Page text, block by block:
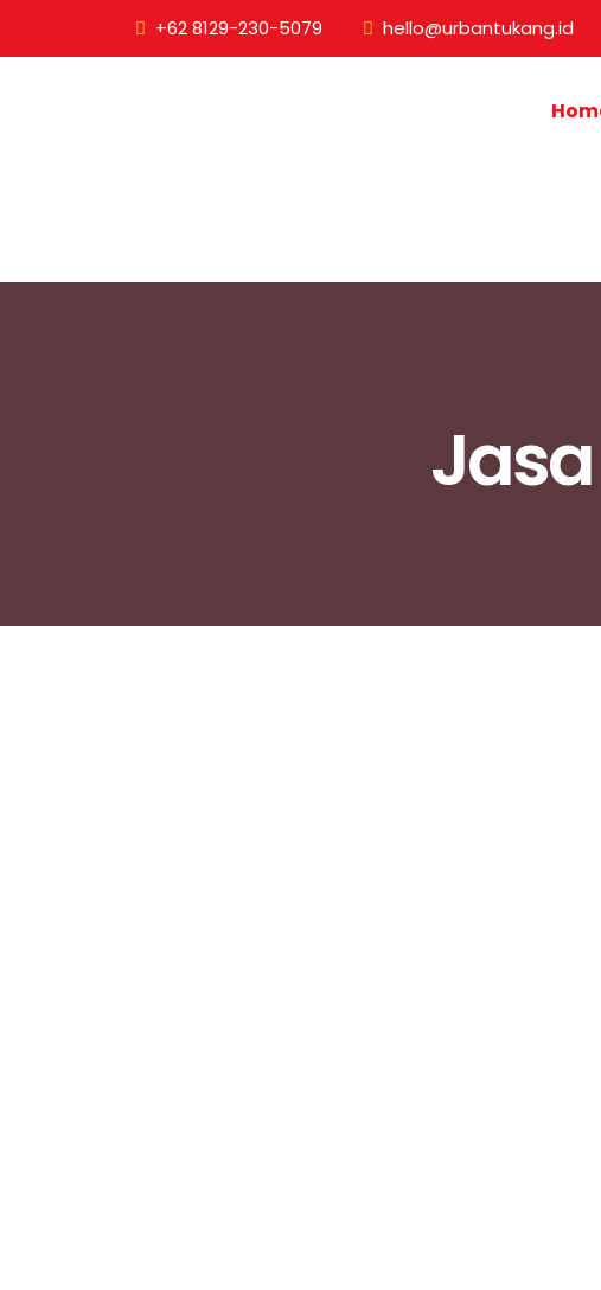
+62 8129-230-5079 hello@urbantukang.id